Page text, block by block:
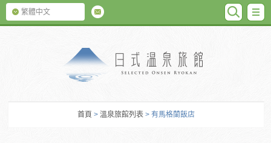
繁體中文
首頁 > 溫泉旅館列表 > 有馬格蘭飯店